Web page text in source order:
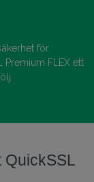
för
Premium FLEX ett
QuickSSL